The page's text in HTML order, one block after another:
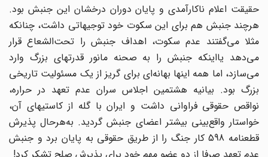
حقیقت اعلام ناکارآمدی و پایان دوران درخشان این جنبش بود.
هرچند جنبش هم برای این سکوت خود توجیهاتی داشت، چنانکه
مثلا می‌گفتند عدم سکوت، اهداف جنبش را تحت‌الشعاع قرار
می‌دهد یااینکه جنبش را به صحنه مانور قدرتهای بزرگ وارد
می‌سازد، اما همه اینها بهانه‌ای برای گریز از یک مسئولیت تاریخی
بزرگ بود. بیانیه هشتمین اجلاس سران عدم تعهد در حراره،
نواقص حقوقی فراوانی داشت و ایران با گله از کاستیهای آن،
خواستار واقع‌بینی بیشتر اعضای جنبش گردید. به‌هرحال پذیرش
قطعنامه 598 کار جنگ را از طریق حقوقی به پایان برد و جنبش